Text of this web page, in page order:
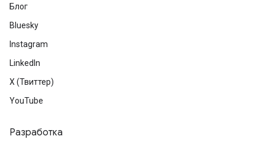
Блог
Bluesky
Instagram
LinkedIn
X (Твиттер)
YouTube
Разработка